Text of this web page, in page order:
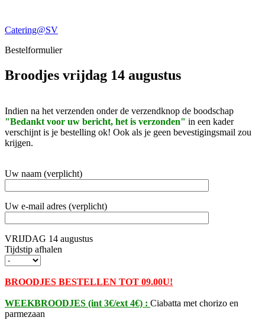
de
Catering@SV
Bestelformulier
Broodjes vrijdag 14 augustus
Indien na het verzenden onder de verzendknop de boodschap
"Bedankt voor uw bericht, het is verzonden" in een kader
verschijnt is je bestelling ok! Ook als je geen bevestigingsmail zou
krijgen.
Uw naam (verplicht)
Uw e-mail adres (verplicht)
VRIJDAG 14 augustus
Tijdstip afhalen
BROODJES BESTELLEN TOT 09.00U!
WEEKBROODJES (int 3€/ext 4€) : Ciabatta met chorizo en
parmezaan